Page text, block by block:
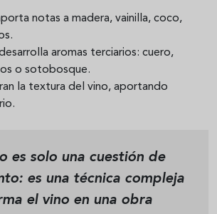
notas a madera, vainilla, coco,
aromas terciarios: cuero,
o sotobosque.
la textura del vino, aportando
es solo una cuestión de
: es una técnica compleja
el vino en una obra